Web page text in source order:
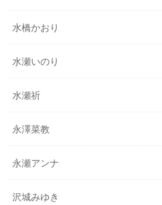
水橋かおり
水瀬いのり
水瀬祈
永澤菜教
永瀬アンナ
沢城みゆき